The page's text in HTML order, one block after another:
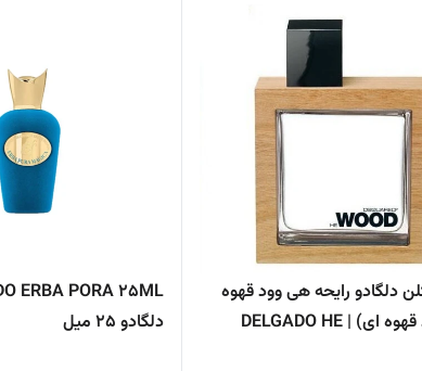
دلگادو رایحه هی وود قهوه
ای (وود قهوه ای) | DELGADO HE
دلگادو ۲۵ میل